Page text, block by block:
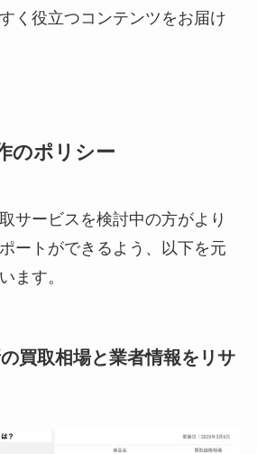
く役立つコンテンツをお届け
のポリシー
サービスを検討中の方がより
ートができるよう、以下を元
ます。
買取相場と業者情報をリサ